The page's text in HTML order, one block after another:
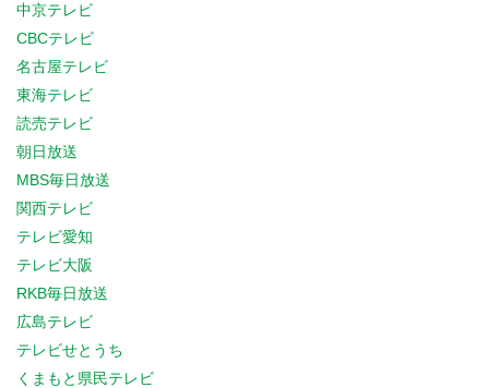
中京テレビ
CBCテレビ
名古屋テレビ
東海テレビ
読売テレビ
朝日放送
MBS毎日放送
関西テレビ
テレビ愛知
テレビ大阪
RKB毎日放送
広島テレビ
テレビせとうち
くまもと県民テレビ